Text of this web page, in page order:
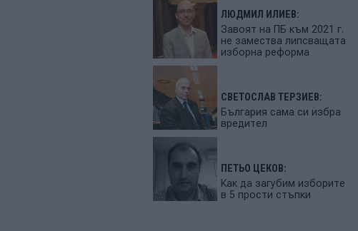
ЛЮДМИЛ ИЛИЕВ:
Завоят на ПБ към 2021 г.
не замества липсващата
изборна реформа
СВЕТОСЛАВ ТЕРЗИЕВ:
България сама си избра
вредител
ПЕТЬО ЦЕКОВ:
Как да загубим изборите
в 5 прости стъпки